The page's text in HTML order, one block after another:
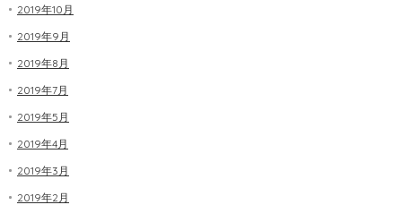
2019年10月
2019年9月
2019年8月
2019年7月
2019年5月
2019年4月
2019年3月
2019年2月